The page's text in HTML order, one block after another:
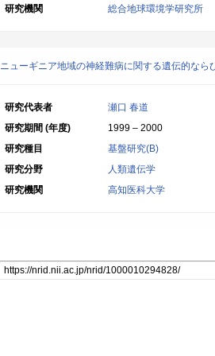
研究機関
総合地球環境学研究所
ニューギニア地域の神経難病に関する遺伝的なら
研究代表者
瀬口 春道
研究期間 (年度)
1999 – 2000
研究種目
基盤研究(B)
研究分野
人類遺伝学
研究機関
高知医科大学